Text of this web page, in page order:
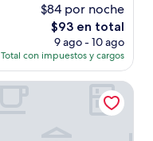
$84 por noche
El
precio
actual
es
de
$93 en total
9 ago - 10 ago
Total con impuestos y cargos